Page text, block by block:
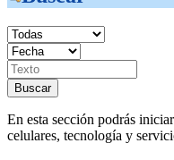
En esta sección podrás
celulares, tecnología y